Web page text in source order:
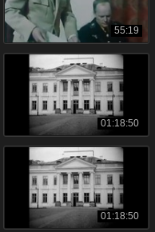
55:19
01:18:50
01:18:50